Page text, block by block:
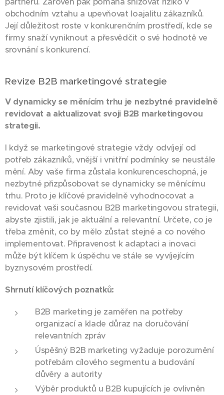
obchodním vztahu a upevňovat loajalitu zákazníků.
Její důležitost roste v konkurenčním prostředí, kde se
firmy snaží vyniknout a přesvědčit o své hodnotě ve
srovnání s konkurencí.
Revize B2B marketingové strategie
V dynamicky se měnícím trhu je nezbytné pravidelně
revidovat a aktualizovat svoji B2B marketingovou
strategii.
I když se marketingové strategie vždy odvíjejí od
potřeb zákazníků, vnější i vnitřní podmínky se neustále
mění. Aby vaše firma zůstala konkurenceschopná, je
nezbytné přizpůsobovat se dynamicky se měnícímu
trhu. Proto je klíčové pravidelně vyhodnocovat a
revidovat vaši současnou B2B marketingovou strategii,
abyste zjistili, jak je aktuální a relevantní. Určete, co je
třeba změnit, co by mělo zůstat stejné a co nového
implementovat. Připravenost k adaptaci a inovaci
může být klíčem k úspěchu ve stále se vyvíjejícím
byznysovém prostředí.
Shrnutí klíčových poznatků:
B2B marketing je zaměřen na potřeby
organizací a klade důraz na doručování
relevantních zpráv
Úspěšný B2B marketing vyžaduje porozumění
potřebám cílového segmentu a budování
důvěry a autority
Výběr produktů u B2B kupujících je ovlivněn